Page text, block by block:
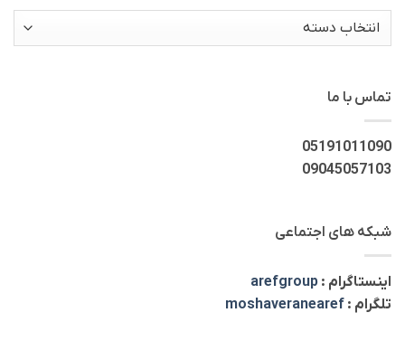
دسته‌ها
تماس با ما
05191011090
09045057103
شبکه های اجتماعی
اینستاگرام : arefgroup
تلگرام : moshaveranearef